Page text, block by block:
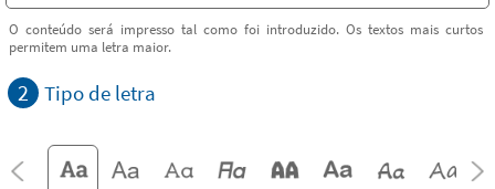
O conteúdo será impresso tal como foi introduzido. Os textos mais curtos
permitem uma letra maior.
2 Tipo de letra